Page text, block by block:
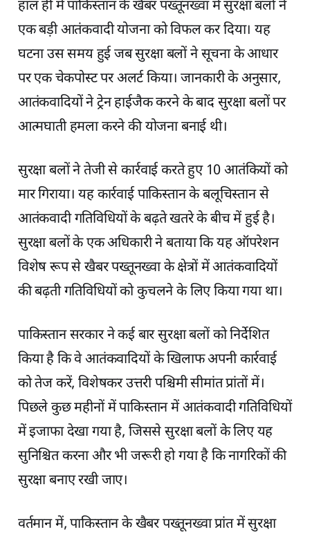
हाल ही में पाकिस्तान के खैबर पख्तूनख्वा में सुरक्षा बलों ने
एक बड़ी आतंकवादी योजना को विफल कर दिया। यह
घटना उस समय हुई जब सुरक्षा बलों ने सूचना के आधार
पर एक चेकपोस्ट पर अलर्ट किया। जानकारी के अनुसार,
आतंकवादियों ने ट्रेन हाईजैक करने के बाद सुरक्षा बलों पर
आत्मघाती हमला करने की योजना बनाई थी।
सुरक्षा बलों ने तेजी से कार्रवाई करते हुए 10 आतंकियों को
मार गिराया। यह कार्रवाई पाकिस्तान के बलूचिस्तान से
आतंकवादी गतिविधियों के बढ़ते खतरे के बीच में हुई है।
सुरक्षा बलों के एक अधिकारी ने बताया कि यह ऑपरेशन
विशेष रूप से खैबर पख्तूनख्वा के क्षेत्रों में आतंकवादियों
की बढ़ती गतिविधियों को कुचलने के लिए किया गया था।
पाकिस्तान सरकार ने कई बार सुरक्षा बलों को निर्देशित
किया है कि वे आतंकवादियों के खिलाफ अपनी कार्रवाई
को तेज करें, विशेषकर उत्तरी पश्चिमी सीमांत प्रांतों में।
पिछले कुछ महीनों में पाकिस्तान में आतंकवादी गतिविधियों
में इजाफा देखा गया है, जिससे सुरक्षा बलों के लिए यह
सुनिश्चित करना और भी जरूरी हो गया है कि नागरिकों की
सुरक्षा बनाए रखी जाए।
वर्तमान में, पाकिस्तान के खैबर पख्तूनख्वा प्रांत में सुरक्षा